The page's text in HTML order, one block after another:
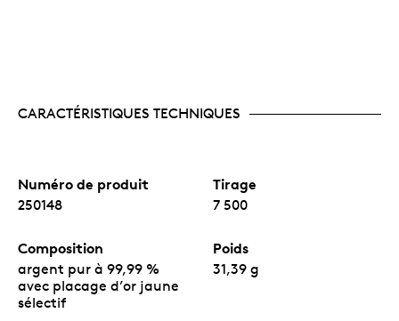
CARACTÉRISTIQUES TECHNIQUES
Numéro de produit
250148
Tirage
7 500
Composition
argent pur à 99,99 %
avec placage d’or jaune
sélectif
Poids
31,39 g